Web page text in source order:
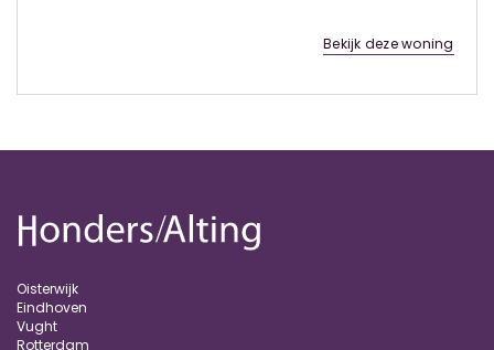
Bekijk deze woning
Oisterwijk
Eindhoven
Vught
Rotterdam